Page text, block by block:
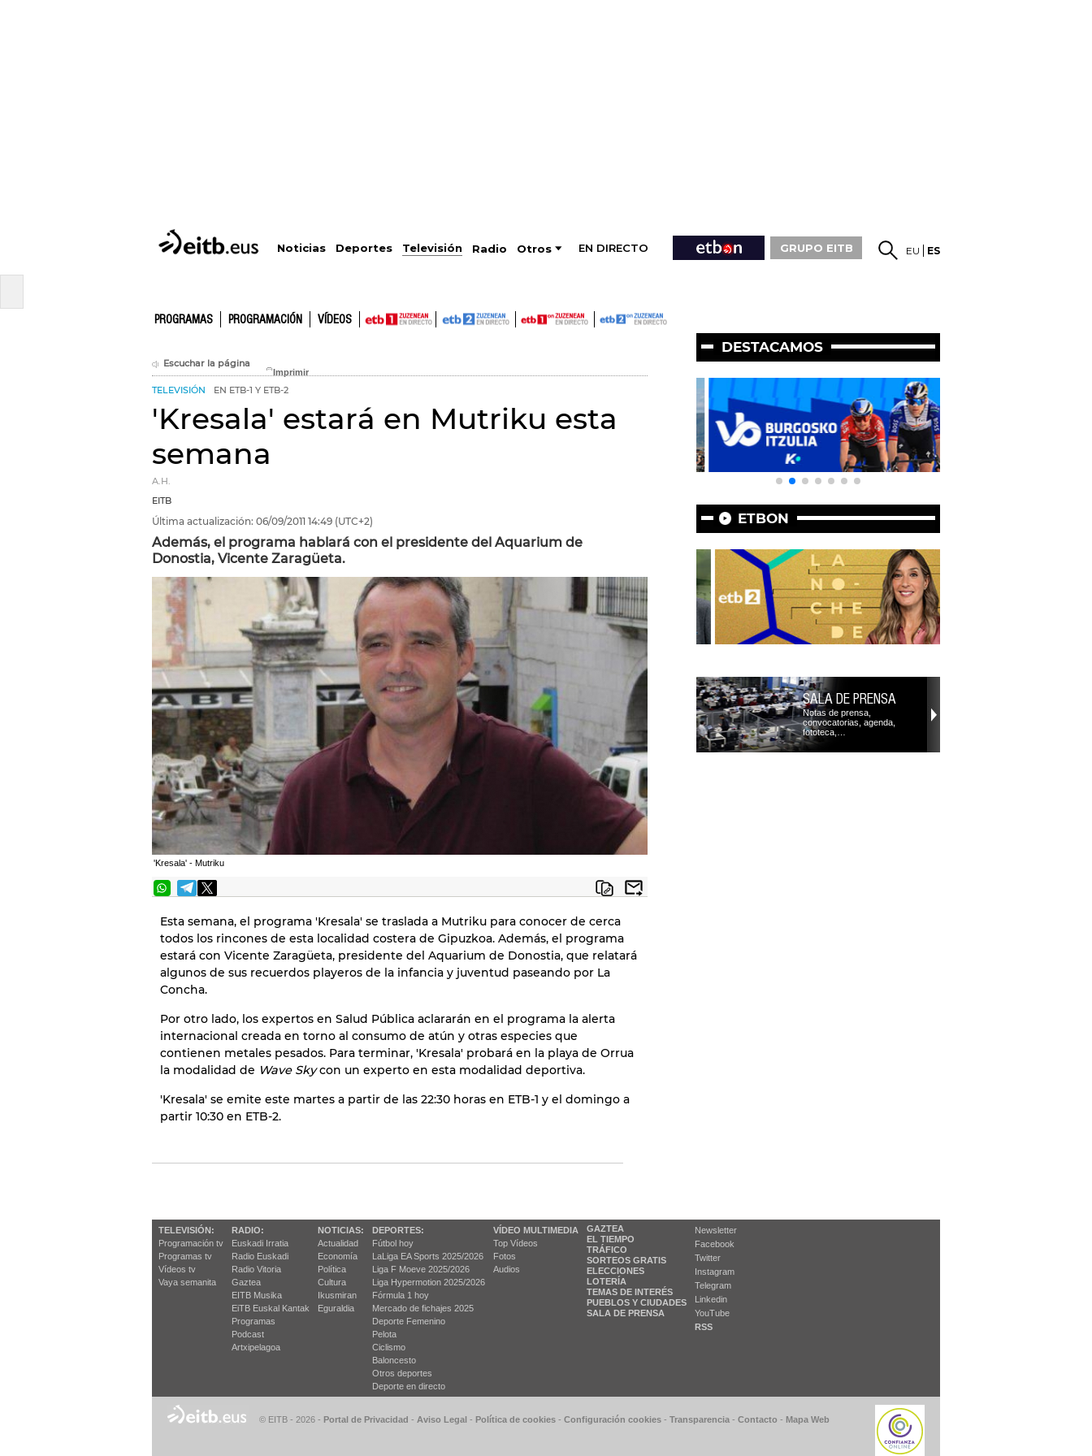
Noticias Deportes Televisión Radio Otros EN DIRECTO GRUPO EITB EU ES
PROGRAMAS PROGRAMACIÓN VÍDEOS
Escuchar la página
TELEVISIÓN EN ETB-1 Y ETB-2
'Kresala' estará en Mutriku esta
semana
A.H.
EITB
Última actualización: 06/09/2011 14:49 (UTC+2)
Además, el programa hablará con el presidente del Aquarium de
Donostia, Vicente Zaragüeta.
'Kresala' - Mutriku
Esta semana, el programa 'Kresala' se traslada a Mutriku para conocer de cerca
todos los rincones de esta localidad costera de Gipuzkoa. Además, el programa
estará con Vicente Zaragüeta, presidente del Aquarium de Donostia, que relatará
algunos de sus recuerdos playeros de la infancia y juventud paseando por La
Concha.
Por otro lado, los expertos en Salud Pública aclararán en el programa la alerta
internacional creada en torno al consumo de atún y otras especies que
contienen metales pesados. Para terminar, 'Kresala' probará en la playa de Orrua
la modalidad de Wave Skycon un experto en esta modalidad deportiva.
'Kresala' se emite este martes a partir de las 22:30 horas en ETB-1 y el domingo a
partir 10:30 en ETB-2.
DESTACAMOS
ETBON
SALA DE PRENSA
Notas de prensa,
convocatorias, agenda,
fototeca,…
TELEVISIÓN:
Programación tv
Programas tv
Vídeos tv
Vaya semanita
RADIO:
Euskadi Irratia
Radio Euskadi
Radio Vitoria
Gaztea
EITB Musika
EiTB Euskal Kantak
Programas
Podcast
Artxipelagoa
NOTICIAS:
Actualidad
Economía
Política
Cultura
Ikusmiran
Eguraldia
DEPORTES:
Fútbol hoy
LaLiga EA Sports 2025/2026
Liga F Moeve 2025/2026
Liga Hypermotion 2025/2026
Fórmula 1 hoy
Mercado de fichajes 2025
Deporte Femenino
Pelota
Ciclismo
Baloncesto
Otros deportes
Deporte en directo
VÍDEO MULTIMEDIA
Top Vídeos
Fotos
Audios
GAZTEA
EL TIEMPO
TRÁFICO
SORTEOS GRATIS
ELECCIONES
LOTERÍA
TEMAS DE INTERÉS
PUEBLOS Y CIUDADES
SALA DE PRENSA
Newsletter
Facebook
Twitter
Instagram
Telegram
Linkedin
YouTube
RSS
© EITB - 2026 - Portal de Privacidad - Aviso Legal - Política de cookies - Configuración cookies - Transparencia - Contacto - Mapa Web